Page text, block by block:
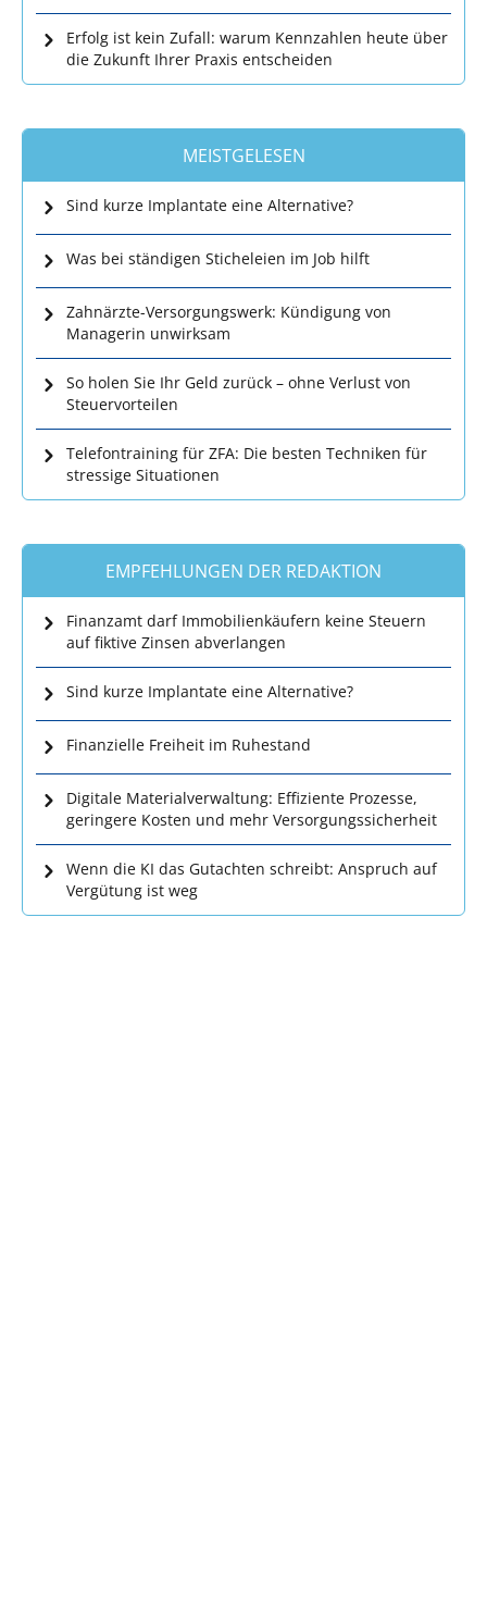
Erfolg ist kein Zufall: warum Kennzahlen heute über
die Zukunft Ihrer Praxis entscheiden
MEISTGELESEN
Sind kurze Implantate eine Alternative?
Was bei ständigen Sticheleien im Job hilft
Zahnärzte-Versorgungswerk: Kündigung von
Managerin unwirksam
So holen Sie Ihr Geld zurück – ohne Verlust von
Steuervorteilen
Telefontraining für ZFA: Die besten Techniken für
stressige Situationen
EMPFEHLUNGEN DER REDAKTION
Finanzamt darf Immobilienkäufern keine Steuern
auf fiktive Zinsen abverlangen
Sind kurze Implantate eine Alternative?
Finanzielle Freiheit im Ruhestand
Digitale Materialverwaltung: Effiziente Prozesse,
geringere Kosten und mehr Versorgungssicherheit
Wenn die KI das Gutachten schreibt: Anspruch auf
Vergütung ist weg